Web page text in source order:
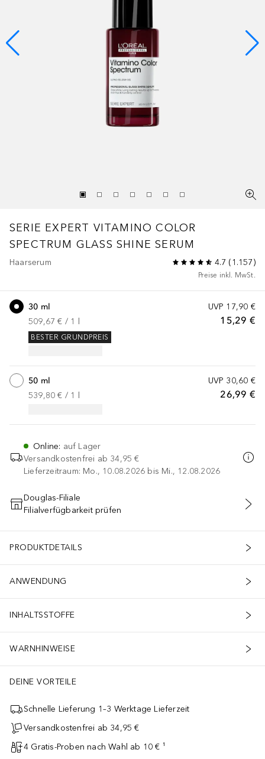
SERIE EXPERT VITAMINO COLOR
SPECTRUM GLASS SHINE SERUM
Haarserum 4.7 ( 1.157)
Preise inkl. MwSt.
UVP 17,90 €
15,29 €
30 ml
509,67 € / 1
BESTER GRUNDPREIS
UVP 30,60 €
26,99 €
50 ml
539,80 € / 1
Online: auf Lager
Versandkostenfrei ab 34,95 €
Lieferzeitraum: Mo., 10.08.2026 bis Mi., 12.08.2026
IN DEN WARENKORB
Douglas-Filiale
Filialverfügbarkeit prüfen
PRODUKTDETAILS
ANWENDUNG
INHALTSSTOFFE
WARNHINWEISE
DEINE VORTEILE
Schnelle Lieferung 1–3 Werktage Lieferzeit
Versandkostenfrei ab 34,95 €
4 Gratis-Proben nach Wahl ab 10 € ¹